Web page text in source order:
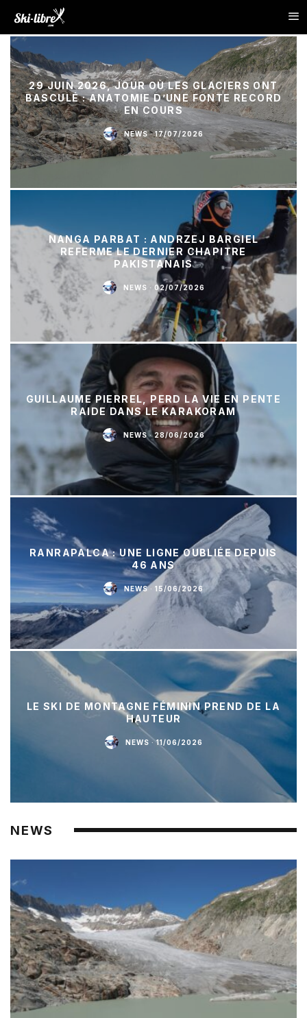
29 JUIN 2026, JOUR OÙ LES GLACIERS ONT
BASCULÉ : ANATOMIE D’UNE FONTE RECORD
EN COURS
NEWS · 17/07/2026
NANGA PARBAT : ANDRZEJ BARGIEL
REFERME LE DERNIER CHAPITRE
PAKISTANAIS
NEWS · 02/07/2026
GUILLAUME PIERREL, PERD LA VIE EN PENTE
RAIDE DANS LE KARAKORAM
NEWS · 28/06/2026
RANRAPALCA : UNE LIGNE OUBLIÉE DEPUIS
46 ANS
NEWS · 15/06/2026
LE SKI DE MONTAGNE FÉMININ PREND DE LA
HAUTEUR
NEWS · 11/06/2026
NEWS